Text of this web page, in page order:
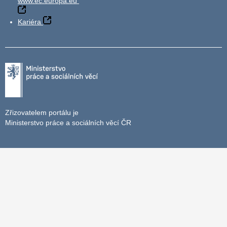
Kariéra
Zřizovatelem portálu je
Ministerstvo práce a sociálních věcí ČR